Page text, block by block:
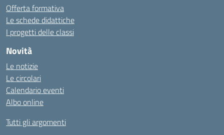
Offerta formativa
Le schede didattiche
I progetti delle classi
Novità
Le notizie
Le circolari
Calendario eventi
Albo online
Tutti gli argomenti